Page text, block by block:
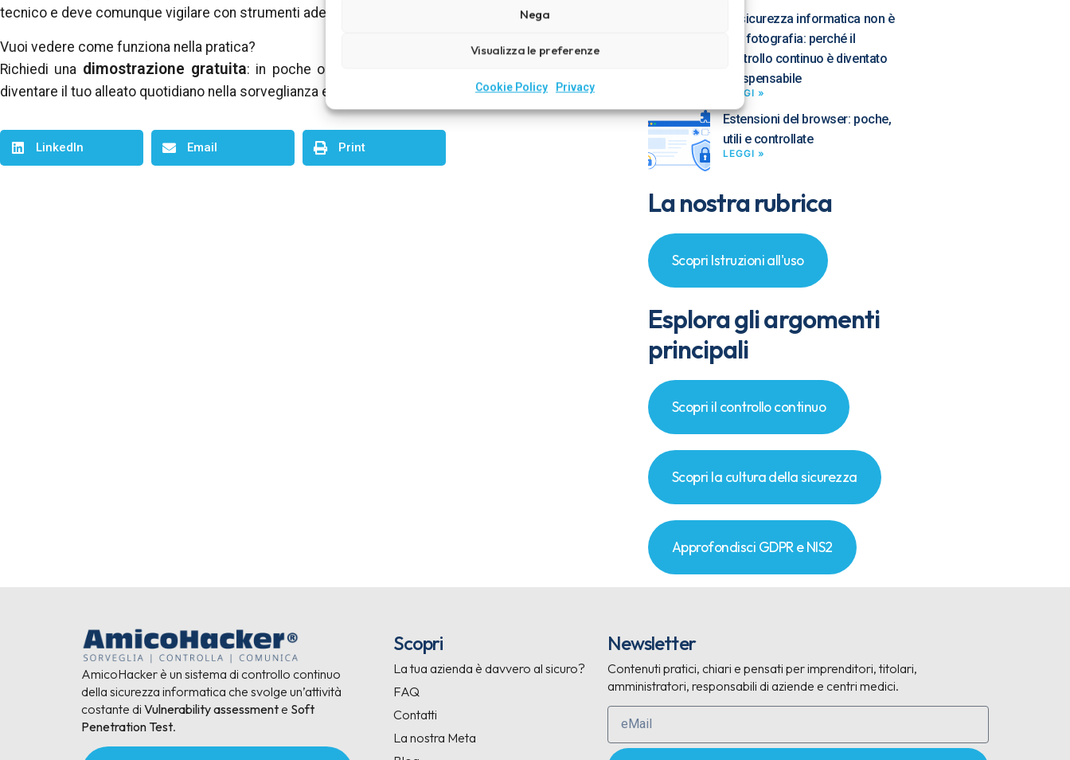
Nega
Visualizza le preferenze
Cookie Policy Privacy
tecnico e deve comunque vigilare con strumenti adeguati.
Vuoi vedere come funziona nella pratica?
Richiedi una dimostrazione gratuita: in poche ore ti mostreremo come AmicoHacker può
diventare il tuo alleato quotidiano nella sorveglianza e nel rispetto del GDPR.
LinkedIn Email Print
La sicurezza informatica non è
una fotografia: perché il
controllo continuo è diventato
indispensabile
LEGGI »
Estensioni del browser: poche,
utili e controllate
LEGGI »
La nostra rubrica
Scopri Istruzioni all'uso
Esplora gli argomenti
principali
Scopri il controllo continuo
Scopri la cultura della sicurezza
Approfondisci GDPR e NIS2
AmicoHacker è un sistema di controllo continuo
della sicurezza informatica che svolge un’attività
costante di Vulnerability assessmente Soft
Penetration Test.
Scopri
La tua azienda è davvero al sicuro?
FAQ
Contatti
La nostra Meta
Newsletter
Contenuti pratici, chiari e pensati per imprenditori, titolari,
amministratori, responsabili di aziende e centri medici.